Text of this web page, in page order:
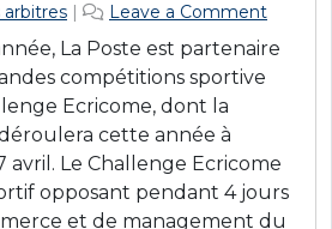
arbitres Leave a Comment
La Poste est partenaire
compétitions sportive
Ecricome, dont la
cette année à
avril. Le Challenge Ecricome
opposant pendant 4 jours
et de management du